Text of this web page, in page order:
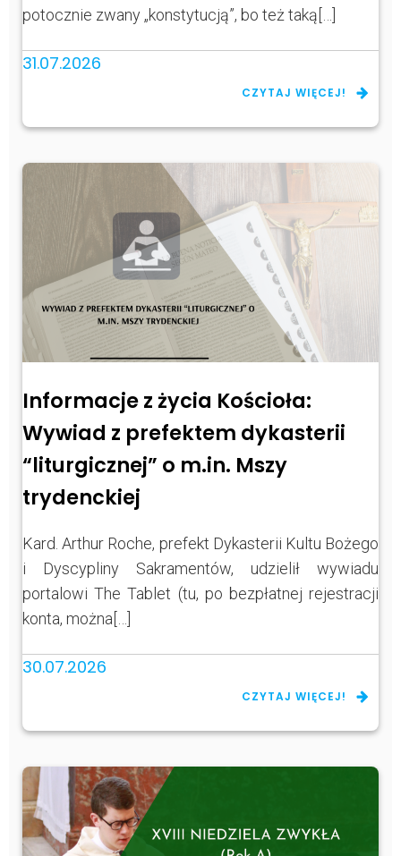
potocznie zwany „konstytucją”, bo też taką[…]
31.07.2026
CZYTAJ WIĘCEJ!
Informacje z życia Kościoła:
Wywiad z prefektem dykasterii
“liturgicznej” o m.in. Mszy
trydenckiej
Kard. Arthur Roche, prefekt Dykasterii Kultu Bożego
i Dyscypliny Sakramentów, udzielił wywiadu
portalowi The Tablet (tu, po bezpłatnej rejestracji
konta, można[…]
30.07.2026
CZYTAJ WIĘCEJ!